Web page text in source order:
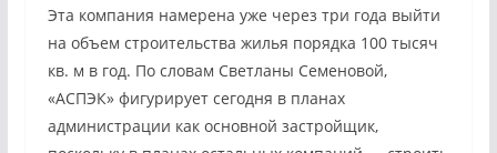
Эта компания намерена уже через три года выйти
на объем строительства жилья порядка 100 тысяч
кв. м в год. По словам Светланы Семеновой,
«АСПЭК» фигурирует сегодня в планах
администрации как основной застройщик,